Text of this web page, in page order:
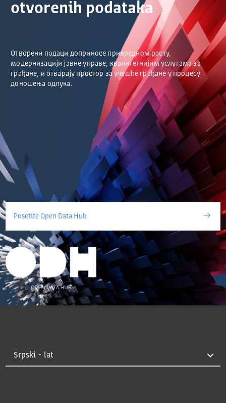
otvorenih podataka
Отворени подаци доприносе привредном расту,
модернизацији јавне управе, квалитетнијим услугама за
грађане, и отварају простор за учешће грађане у процесу
доношења одлука.
Posetite Open Data Hub